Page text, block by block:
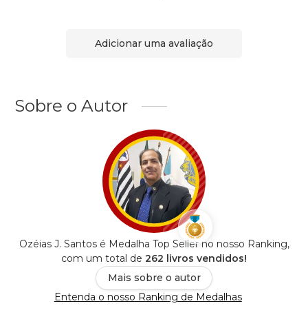
Adicionar uma avaliação
Sobre o Autor
Ozéias J. Santos é Medalha Top Seller no nosso Ranking,
com um total de 262 livros vendidos!
Mais sobre o autor
Entenda o nosso Ranking de Medalhas